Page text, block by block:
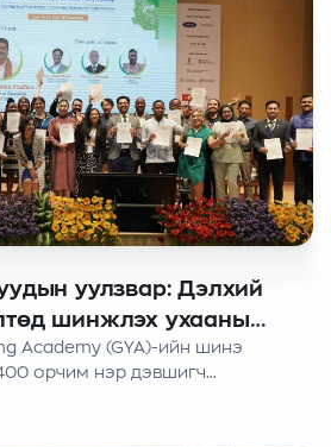
уулзвар: Дэлхий
шинжлэх ухааны
of Visionaries:
of Science for Global
Academy (GYA)-ийн шинэ
орчим нэр дэвшигч
45 залуу судлаач сонгогдлоо.